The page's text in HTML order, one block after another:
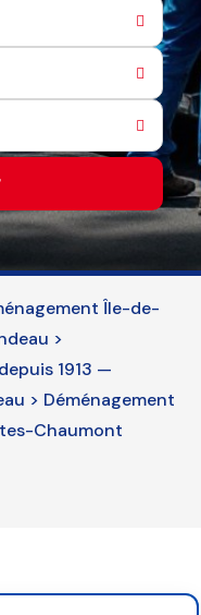
Île-de-
>
1913 —
> Déménagement
Chaumont